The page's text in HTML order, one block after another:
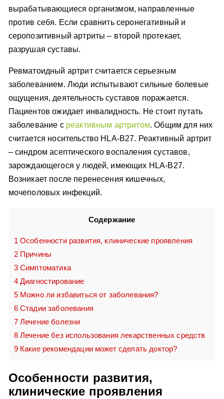
вырабатывающиеся организмом, направленные
против себя. Если сравнить серонегативный и
серопозитивный артриты – второй протекает,
разрушая суставы.
Ревматоидный артрит считается серьезным
заболеванием. Люди испытывают сильные болевые
ощущения, деятельность суставов поражается.
Пациентов ожидает инвалидность. Не стоит путать
заболевание с реактивным артритом. Общим для них
считается носительство HLA-B27. Реактивный артрит
– синдром асептического воспаления суставов,
зарождающегося у людей, имеющих HLA-B27.
Возникает после перенесения кишечных,
мочеполовых инфекций.
Содержание
1 Особенности развития, клинические проявления
2Причины
3Симптоматика
4Диагностирование
5Можно ли избавиться от заболевания?
6Стадии заболевания
7Лечение болезни
8Лечение без использования лекарственных средств
9Какие рекомендации может сделать доктор?
Особенности развития,
клинические проявления